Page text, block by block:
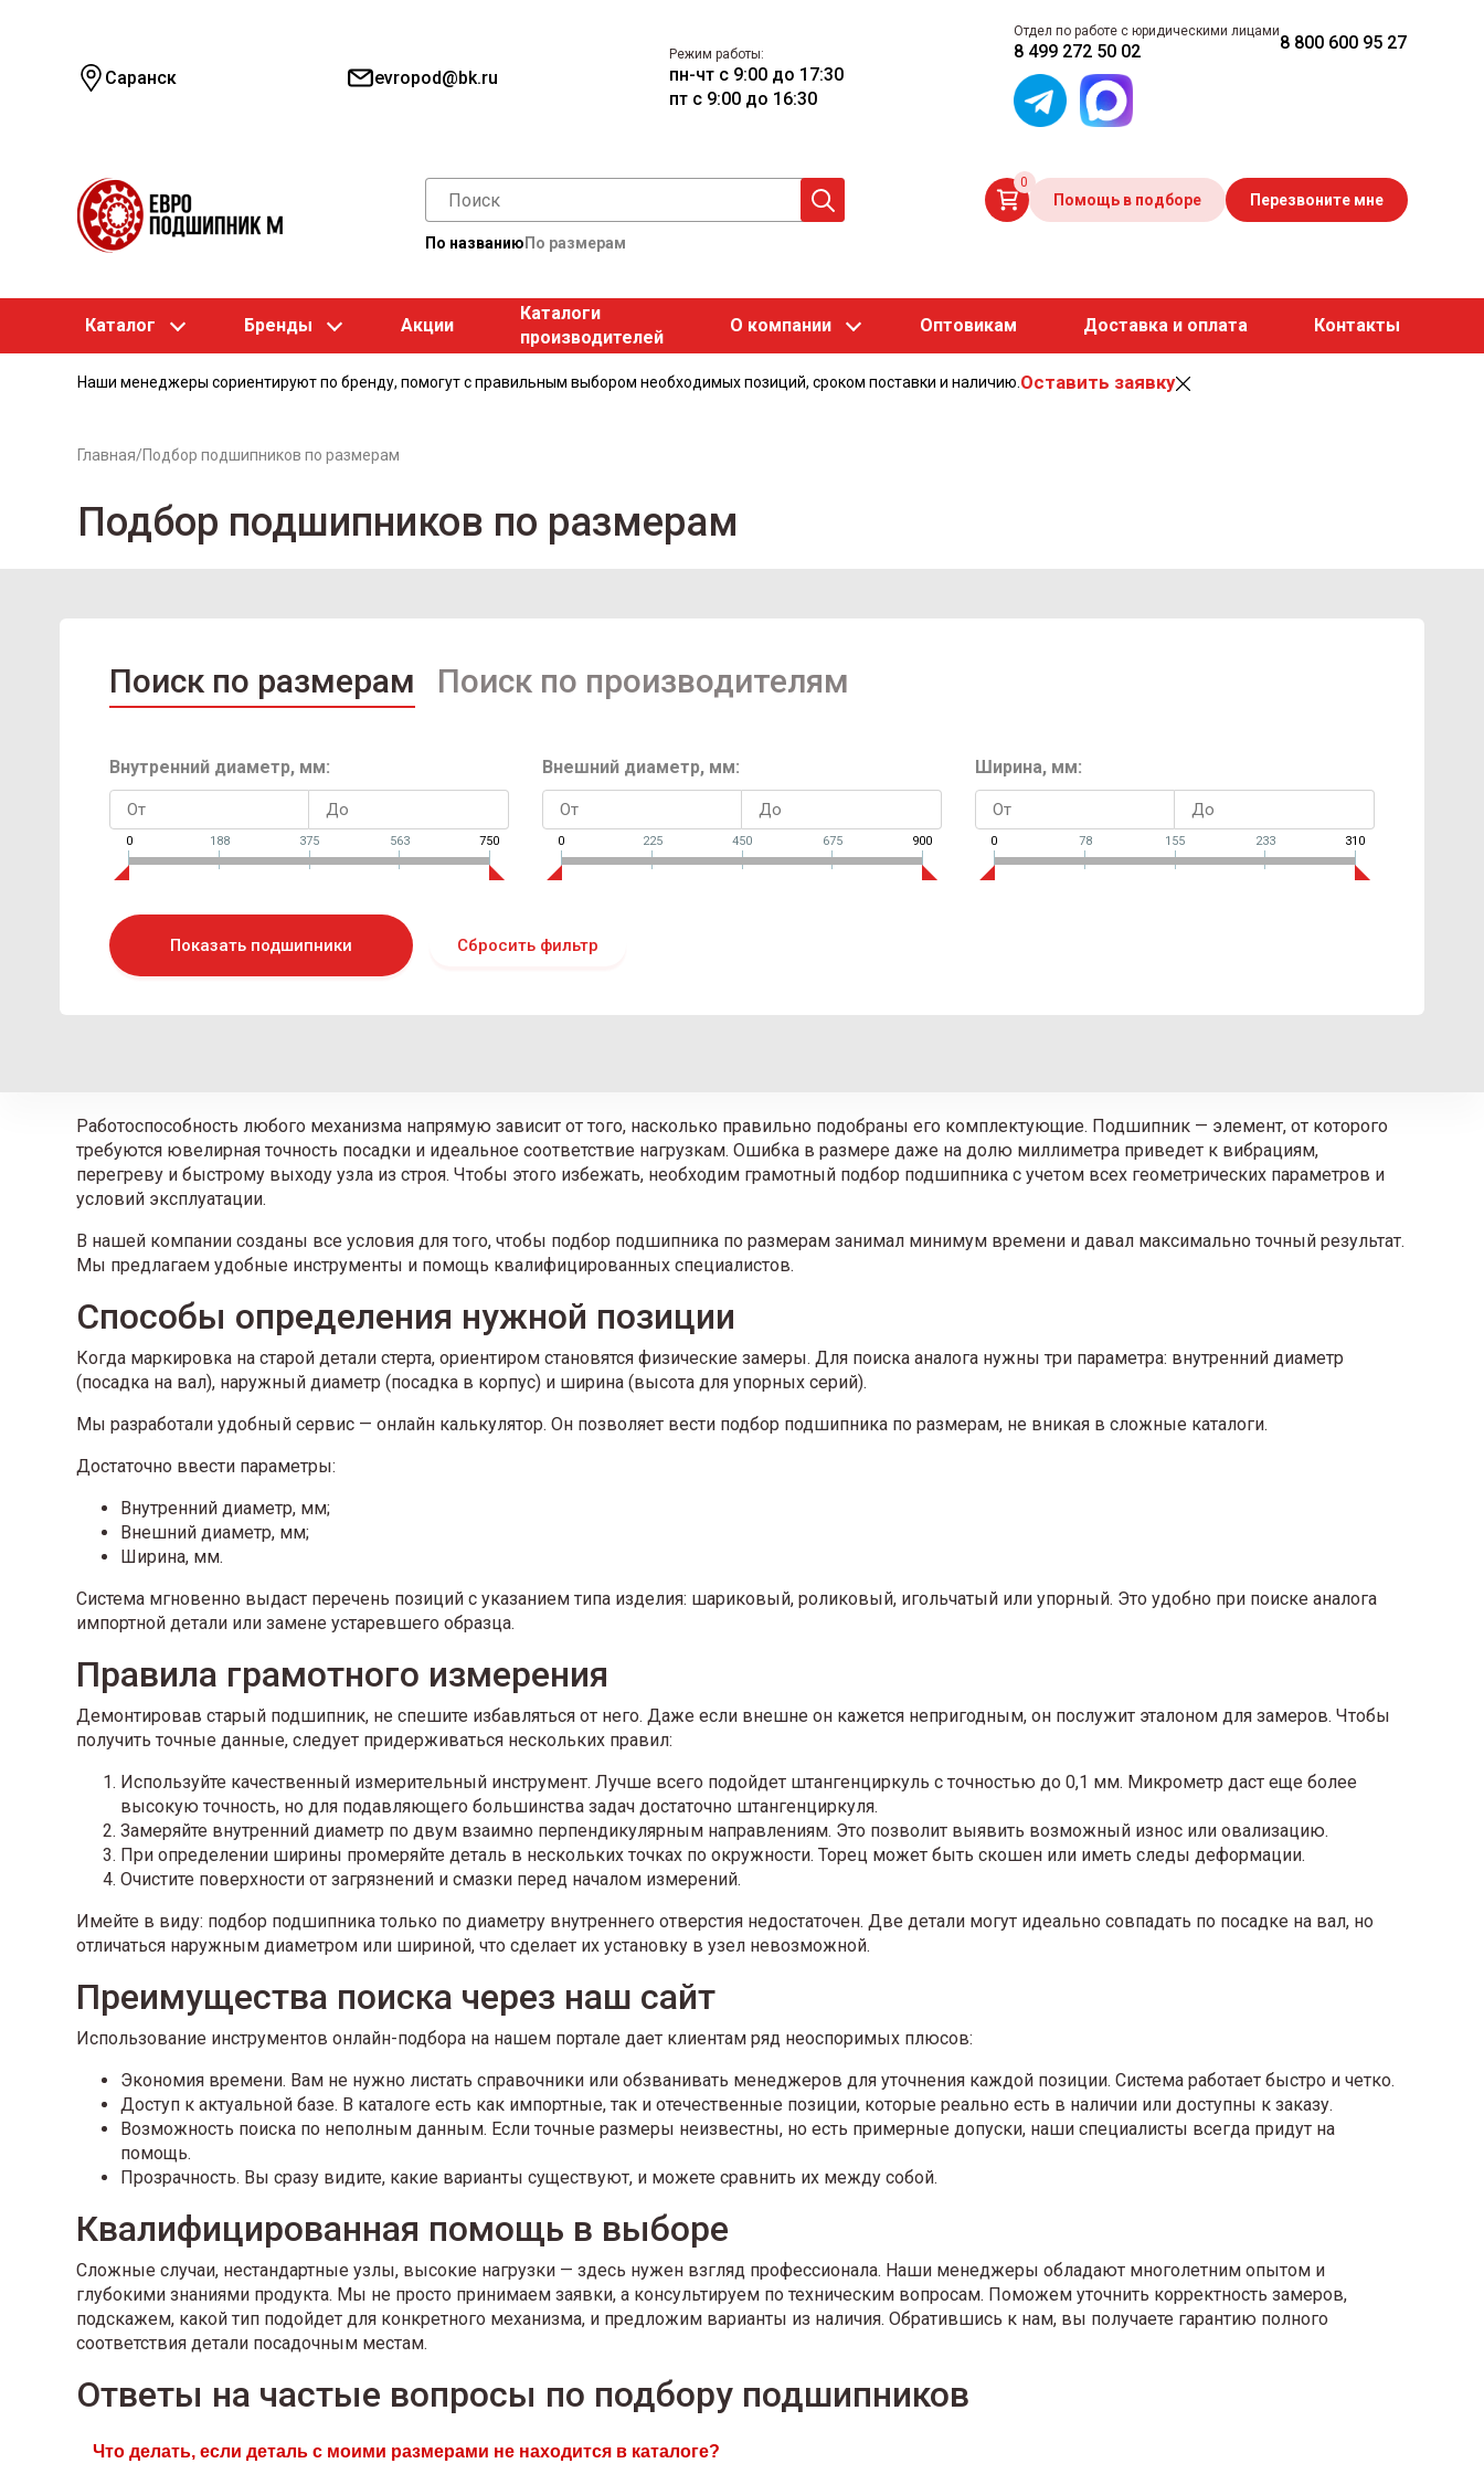
Саранск evropod@bk.ru
Режим работы:
пн-чт с 9:00 до 17:30
пт с 9:00 до 16:30
Отдел по работе с юридическими лицами
8 499 272 50 02 8 800 600 95 27
По названию По размерам
0
Помощь в подборе Перезвоните мне
Каталог Бренды Акции
Каталоги
производителей
О компании Оптовикам Доставка и оплата Контакты
Наши менеджеры сориентируют по бренду, помогут с правильным выбором необходимых позиций, сроком поставки и наличию. Оставить заявку
Главная/Подбор подшипников по размерам
Подбор подшипников по размерам
Поиск по размерам Поиск по производителям
Внутренний диаметр, мм:
0 188 375 563 750
Внешний диаметр, мм:
0 225 450 675 900
Ширина, мм:
0 78 155 233 310
Показать подшипники Сбросить фильтр
Работоспособность любого механизма напрямую зависит от того, насколько правильно подобраны его комплектующие. Подшипник — элемент, от которого
требуются ювелирная точность посадки и идеальное соответствие нагрузкам. Ошибка в размере даже на долю миллиметра приведет к вибрациям,
перегреву и быстрому выходу узла из строя. Чтобы этого избежать, необходим грамотный подбор подшипника с учетом всех геометрических параметров и
условий эксплуатации.
В нашей компании созданы все условия для того, чтобы подбор подшипника по размерам занимал минимум времени и давал максимально точный результат.
Мы предлагаем удобные инструменты и помощь квалифицированных специалистов.
Способы определения нужной позиции
Когда маркировка на старой детали стерта, ориентиром становятся физические замеры. Для поиска аналога нужны три параметра: внутренний диаметр
(посадка на вал), наружный диаметр (посадка в корпус) и ширина (высота для упорных серий).
Мы разработали удобный сервис — онлайн калькулятор. Он позволяет вести подбор подшипника по размерам, не вникая в сложные каталоги.
Достаточно ввести параметры:
Внутренний диаметр, мм;
Внешний диаметр, мм;
Ширина, мм.
Система мгновенно выдаст перечень позиций с указанием типа изделия: шариковый, роликовый, игольчатый или упорный. Это удобно при поиске аналога
импортной детали или замене устаревшего образца.
Правила грамотного измерения
Демонтировав старый подшипник, не спешите избавляться от него. Даже если внешне он кажется непригодным, он послужит эталоном для замеров. Чтобы
получить точные данные, следует придерживаться нескольких правил:
Используйте качественный измерительный инструмент. Лучше всего подойдет штангенциркуль с точностью до 0,1 мм. Микрометр даст еще более
высокую точность, но для подавляющего большинства задач достаточно штангенциркуля.
Замеряйте внутренний диаметр по двум взаимно перпендикулярным направлениям. Это позволит выявить возможный износ или овализацию.
При определении ширины промеряйте деталь в нескольких точках по окружности. Торец может быть скошен или иметь следы деформации.
Очистите поверхности от загрязнений и смазки перед началом измерений.
Имейте в виду: подбор подшипника только по диаметру внутреннего отверстия недостаточен. Две детали могут идеально совпадать по посадке на вал, но
отличаться наружным диаметром или шириной, что сделает их установку в узел невозможной.
Преимущества поиска через наш сайт
Использование инструментов онлайн-подбора на нашем портале дает клиентам ряд неоспоримых плюсов:
Экономия времени. Вам не нужно листать справочники или обзванивать менеджеров для уточнения каждой позиции. Система работает быстро и четко.
Доступ к актуальной базе. В каталоге есть как импортные, так и отечественные позиции, которые реально есть в наличии или доступны к заказу.
Возможность поиска по неполным данным. Если точные размеры неизвестны, но есть примерные допуски, наши специалисты всегда придут на
помощь.
Прозрачность. Вы сразу видите, какие варианты существуют, и можете сравнить их между собой.
Квалифицированная помощь в выборе
Сложные случаи, нестандартные узлы, высокие нагрузки — здесь нужен взгляд профессионала. Наши менеджеры обладают многолетним опытом и
глубокими знаниями продукта. Мы не просто принимаем заявки, а консультируем по техническим вопросам. Поможем уточнить корректность замеров,
подскажем, какой тип подойдет для конкретного механизма, и предложим варианты из наличия. Обратившись к нам, вы получаете гарантию полного
соответствия детали посадочным местам.
Ответы на частые вопросы по подбору подшипников
Что делать, если деталь с моими размерами не находится в каталоге?